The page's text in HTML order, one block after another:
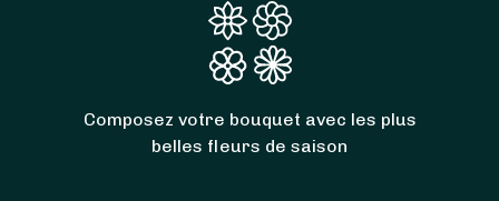
Composez votre bouquet avec les plus
belles fleurs de saison